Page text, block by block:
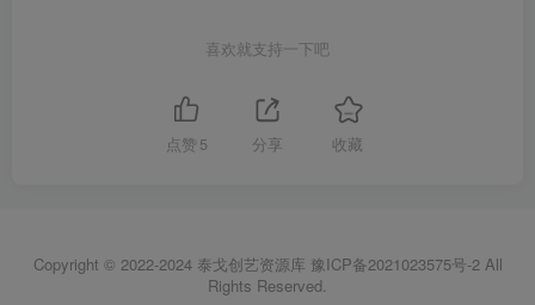
喜欢就支持一下吧
点赞 5 分享 收藏
Copyright © 2022-2024 泰戈创艺资源库 豫ICP备2021023575号-2All
Rights Reserved.